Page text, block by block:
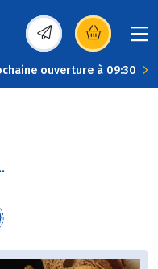
(s’ouvre dans une
ouverture à 09:30